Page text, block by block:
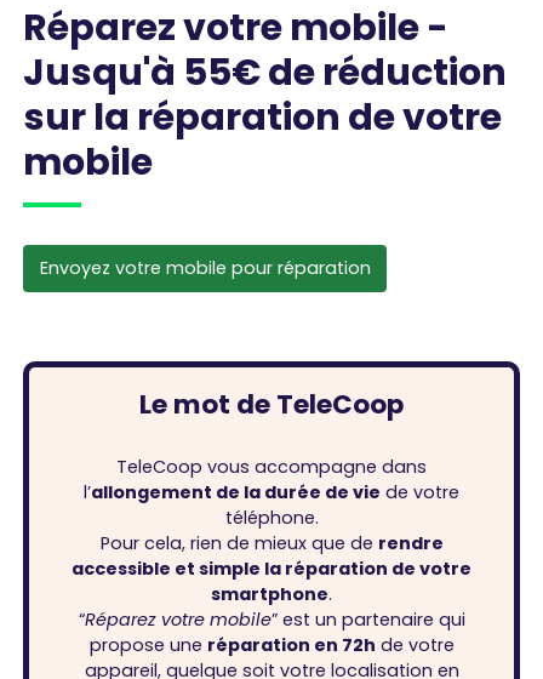
Réparez votre mobile -
Jusqu'à 55€ de réduction
sur la réparation de votre
mobile
Envoyez votre mobile pour réparation
Le mot de TeleCoop
TeleCoop vous accompagne dans
l’allongement de la durée de vie de votre
téléphone.
Pour cela, rien de mieux que de rendre
accessible et simple la réparation de votre
smartphone.
“Réparez votre mobile” est un partenaire qui
propose une réparation en 72h de votre
appareil, quelque soit votre localisation en